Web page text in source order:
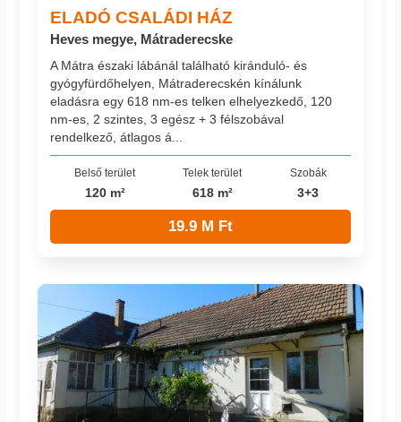
ELADÓ CSALÁDI HÁZ
Heves megye, Mátraderecske
A Mátra északi lábánál található kiránduló- és
gyógyfürdőhelyen, Mátraderecskén kínálunk
eladásra egy 618 nm-es telken elhelyezkedő, 120
nm-es, 2 szintes, 3 egész + 3 félszobával
rendelkező, átlagos á...
Belső terület
120 m²
Telek terület
618 m²
Szobák
3+3
19.9 M Ft